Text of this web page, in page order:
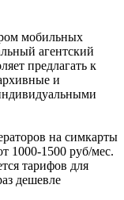
мобильных
агентский
предлагать к
и
на симкарты
1000-1500 руб/мес.
тарифов для
дешевле